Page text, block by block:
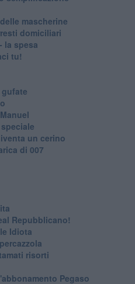
mascherine
domiciliari
la spesa
tu!
un cerino
di 007
Repubblicano!
Idiota
risorti
Pegaso